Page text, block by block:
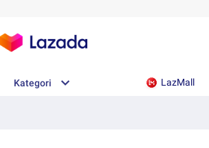
Kategori LazMall